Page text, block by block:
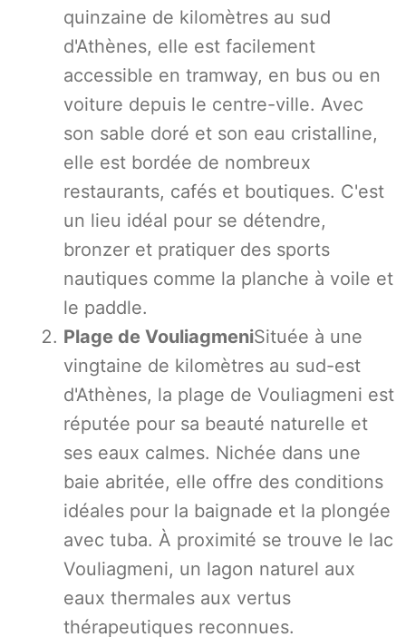
quinzaine de kilomètres au sud
d'Athènes, elle est facilement
accessible en tramway, en bus ou en
voiture depuis le centre-ville. Avec
son sable doré et son eau cristalline,
elle est bordée de nombreux
restaurants, cafés et boutiques. C'est
un lieu idéal pour se détendre,
bronzer et pratiquer des sports
nautiques comme la planche à voile et
le paddle.
Plage de VouliagmeniSituée à une
vingtaine de kilomètres au sud-est
d'Athènes, la plage de Vouliagmeni est
réputée pour sa beauté naturelle et
ses eaux calmes. Nichée dans une
baie abritée, elle offre des conditions
idéales pour la baignade et la plongée
avec tuba. À proximité se trouve le lac
Vouliagmeni, un lagon naturel aux
eaux thermales aux vertus
thérapeutiques reconnues.